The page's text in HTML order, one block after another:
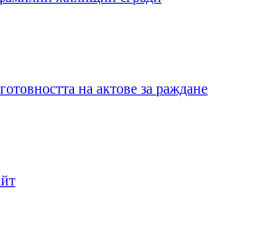
на актове за раждане